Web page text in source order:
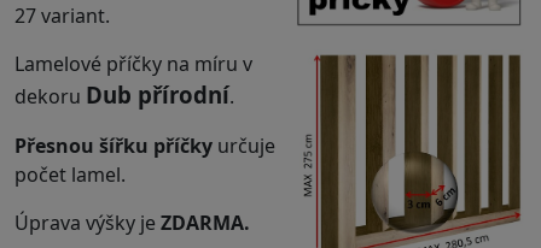
27 variant.
Lamelové příčky na míru v
dekoru Dub přírodní.
Přesnou šířku příčky určuje
počet lamel.
Úprava výšky je ZDARMA.